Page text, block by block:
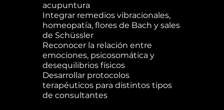
acupuntura
Integrar remedios vibracionales,
homeopatía, flores de Bach y sales
de Schüssler
Reconocer la relación entre
emociones, psicosomática y
desequilibrios físicos
Desarrollar protocolos
terapéuticos para distintos tipos
de consultantes